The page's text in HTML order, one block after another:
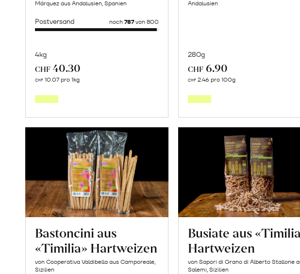
Márquez aus Andalusien, Spanien
Postversand noch 787von 800
4kg
CHF 40.30
CHF 10.07 pro 1kg
Frische
Post
Mango
«Osteen»
erfahren
Andalusien
280g
CHF 6.90
CHF 2.46 pro 100g
Bastoncini aus
«Timilia» Hartweizen
von Cooperativa Valdibella aus Camporeale,
Sizilien
Busiate aus
Hartweizen
von Sapori di Grano di Alberto Stallone
Salemi, Sizilien